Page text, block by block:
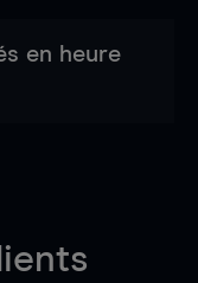
en heure